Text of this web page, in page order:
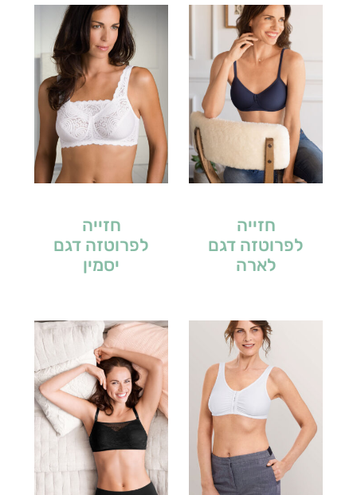
חזייה
לפרוטזה דגם
לארה
חזייה
לפרוטזה דגם
יסמין